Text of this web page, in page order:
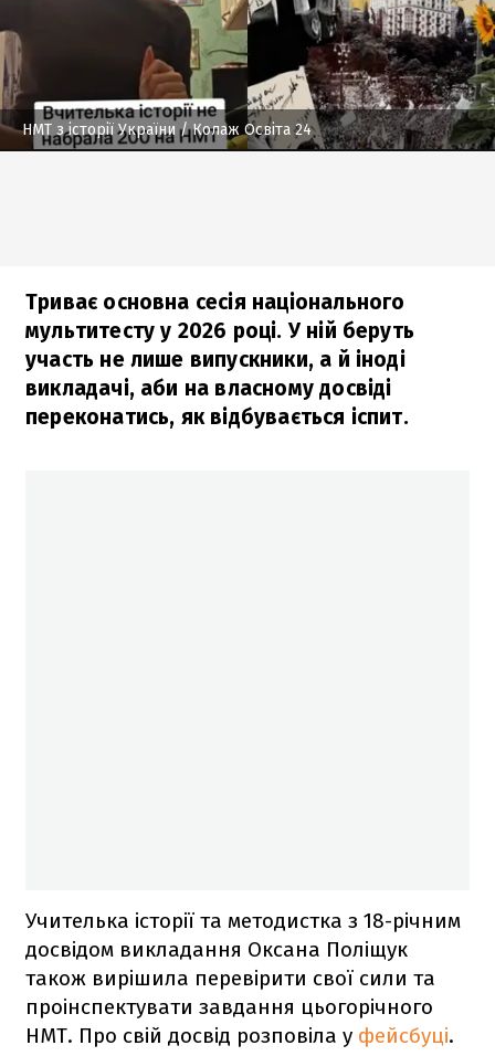
НМТ з історії України/ Колаж Освіта 24
Триває основна сесія національного
мультитесту у 2026 році. У ній беруть
участь не лише випускники, а й іноді
викладачі, аби на власному досвіді
переконатись, як відбувається іспит.
Учителька історії та методистка з 18-річним
досвідом викладання Оксана Поліщук
також вирішила перевірити свої сили та
проінспектувати завдання цьогорічного
НМТ. Про свій досвід розповіла у фейсбуці.